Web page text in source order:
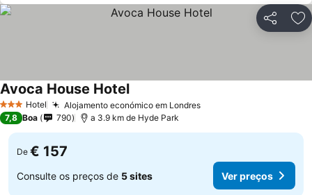
Partilhar
3 EstrelasHotel Alojamento económico em Londres
Avoca House Hotel
7,8 Boa 790 a 3.9 km de Hyde Park
De € 157
Consulte os preços de 5 sites Ver preços